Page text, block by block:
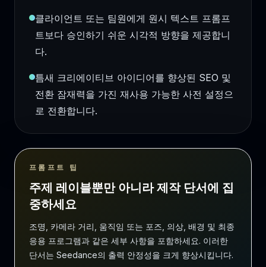
클라이언트 또는 팀원에게 원시 텍스트 프롬프
트보다 승인하기 쉬운 시각적 방향을 제공합니
다.
틈새 크리에이티브 아이디어를 향상된 SEO 및
전환 잠재력을 가진 재사용 가능한 사전 설정으
로 전환합니다.
프롬프트 팁
주제 레이블뿐만 아니라 제작 단서에 집
중하세요
조명, 카메라 거리, 움직임 또는 포즈, 의상, 배경 및 최종
응용 프로그램과 같은 세부 사항을 포함하세요. 이러한
단서는 Seedance의 출력 안정성을 크게 향상시킵니다.